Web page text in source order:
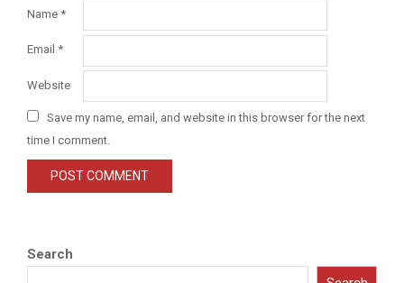
Name *
Email *
Website
Save my name, email, and website in this browser for the next
time I comment.
Search